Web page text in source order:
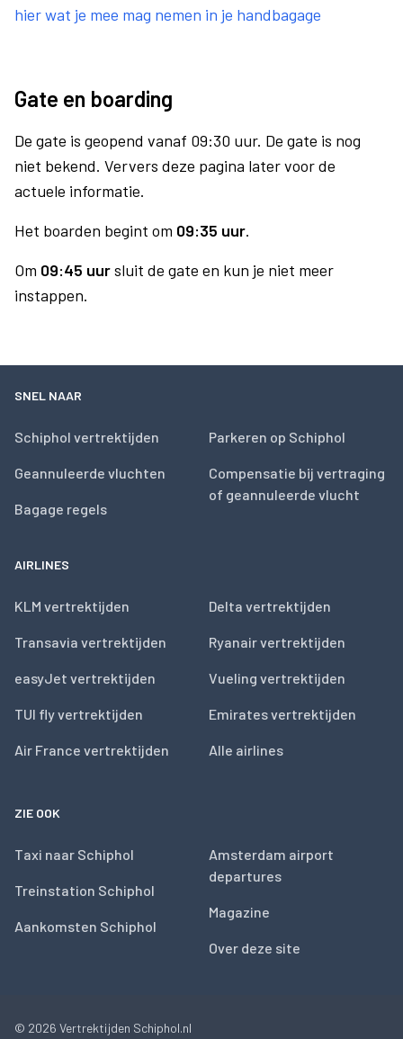
hier wat je mee mag nemen in je handbagage
Gate en boarding
De gate is geopend vanaf 09:30 uur. De gate is nog
niet bekend. Ververs deze pagina later voor de
actuele informatie.
Het boarden begint om 09:35 uur.
Om 09:45 uursluit de gate en kun je niet meer
instappen.
SNEL NAAR
Schiphol vertrektijden
Geannuleerde vluchten
Bagage regels
Parkeren op Schiphol
Compensatie bij vertraging
of geannuleerde vlucht
AIRLINES
KLM vertrektijden
Transavia vertrektijden
easyJet vertrektijden
TUI fly vertrektijden
Air France vertrektijden
Delta vertrektijden
Ryanair vertrektijden
Vueling vertrektijden
Emirates vertrektijden
Alle airlines
ZIE OOK
Taxi naar Schiphol
Treinstation Schiphol
Aankomsten Schiphol
Amsterdam airport
departures
Magazine
Over deze site
© 2026 Vertrektijden Schiphol.nl